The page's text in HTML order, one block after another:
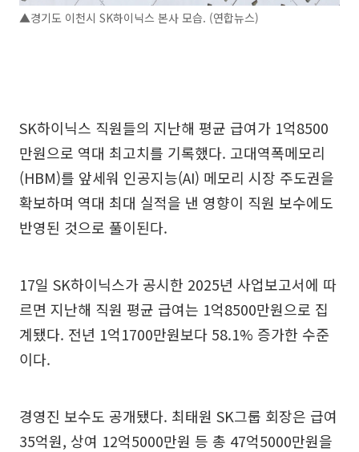
▲경기도 이천시 SK하이닉스 본사 모습. (연합뉴스)
SK하이닉스 직원들의 지난해 평균 급여가 1억8500
만원으로 역대 최고치를 기록했다. 고대역폭메모리
(HBM)를 앞세워 인공지능(AI) 메모리 시장 주도권을
확보하며 역대 최대 실적을 낸 영향이 직원 보수에도
반영된 것으로 풀이된다.
17일 SK하이닉스가 공시한 2025년 사업보고서에 따
르면 지난해 직원 평균 급여는 1억8500만원으로 집
계됐다. 전년 1억1700만원보다 58.1% 증가한 수준
이다.
경영진 보수도 공개됐다. 최태원 SK그룹 회장은 급여
35억원, 상여 12억5000만원 등 총 47억5000만원을